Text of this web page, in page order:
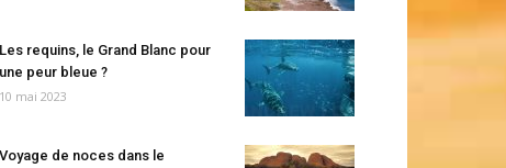
Les requins, le Grand Blanc pour
une peur bleue ?
10 mai 2023
Voyage de noces dans le